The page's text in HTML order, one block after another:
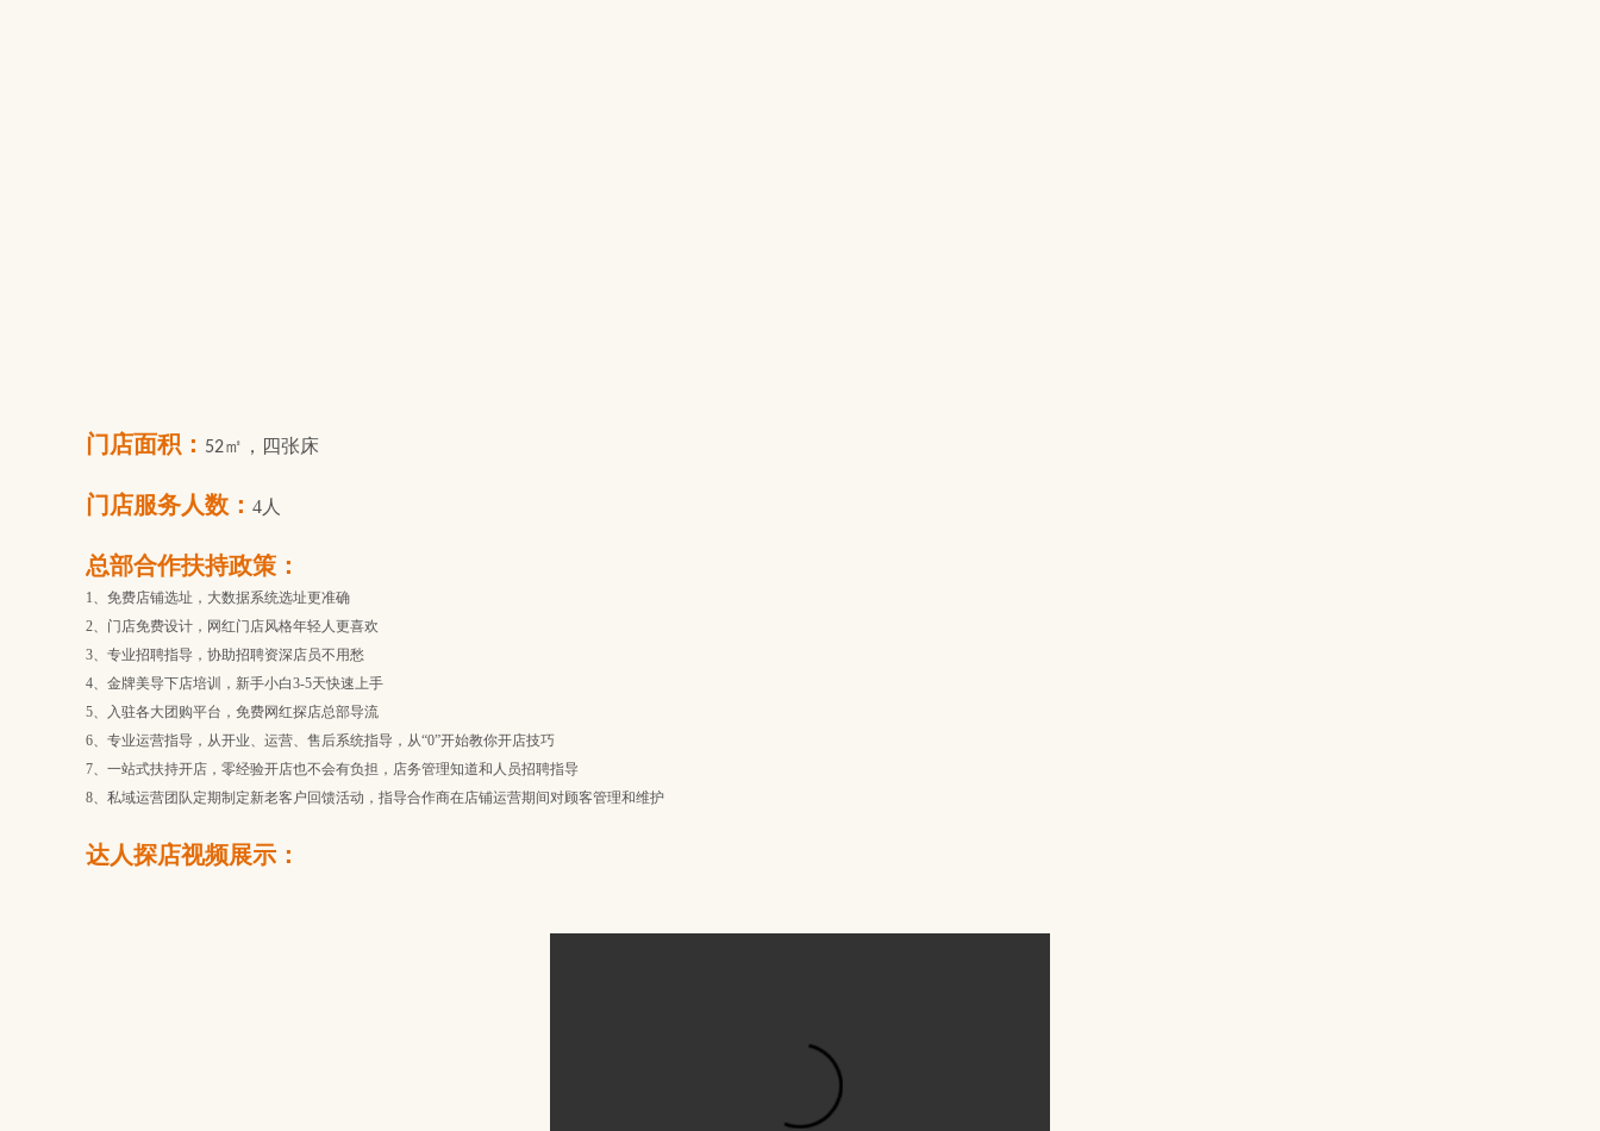
门店面积： 52㎡，四张床
门店服务人数： 4人
总部合作扶持政策：
1、免费店铺选址，大数据系统选址更准确
2、门店免费设计，网红门店风格年轻人更喜欢
3、专业招聘指导，协助招聘资深店员不用愁
4、金牌美导下店培训，新手小白3-5天快速上手
5、入驻各大团购平台，免费网红探店总部导流
6、专业运营指导，从开业、运营、售后系统指导，从“0”开始教你开店技巧
7、一站式扶持开店，零经验开店也不会有负担，店务管理知道和人员招聘指导
8、私域运营团队定期制定新老客户回馈活动，指导合作商在店铺运营期间对顾客管理和维护
达人探店视频展示：